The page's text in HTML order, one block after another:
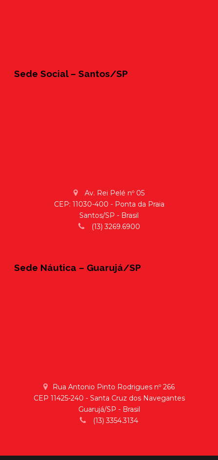
Sede Social – Santos/SP
Av. Rei Pelé nº 05
CEP: 11030-400 - Ponta da Praia
Santos/SP - Brasil
(13) 3269.6900
Sede Náutica – Guarujá/SP
Rua Antonio Pinto Rodrigues nº 266
CEP 11425-240 - Santa Cruz dos Navegantes
Guarujá/SP - Brasil
(13) 3354.3134